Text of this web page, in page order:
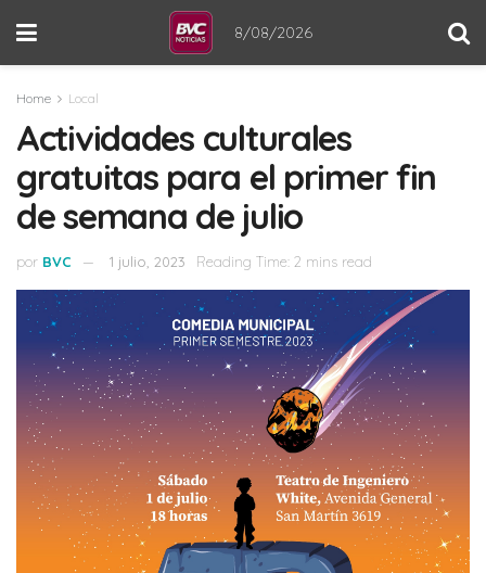
8/08/2026
Home Local
Actividades culturales
gratuitas para el primer fin
de semana de julio
por BVC 1 julio, 2023 Reading Time: 2 mins read